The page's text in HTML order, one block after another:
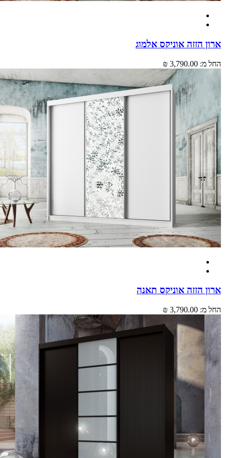
הזזה אוניקס אלמוג
מ: 3,790.00 ₪
הזזה אוניקס תאנה
מ: 3,790.00 ₪